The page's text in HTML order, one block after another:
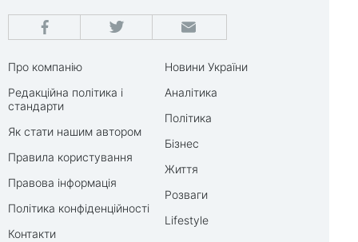
Про компанію
Редакційна політика і
стандарти
Як стати нашим автором
Правила користування
Правова інформація
Політика конфіденційності
Контакти
Новини України
Аналітика
Політика
Бізнес
Життя
Розваги
Lifestyle